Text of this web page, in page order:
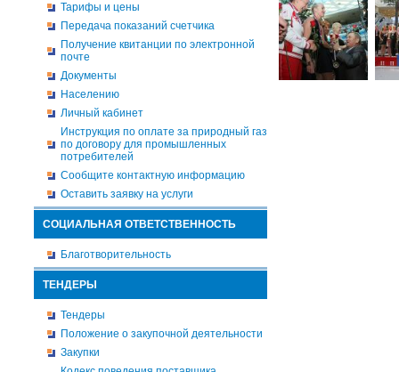
Тарифы и цены
Передача показаний счетчика
Получение квитанции по электронной
почте
Документы
Населению
Личный кабинет
Инструкция по оплате за природный газ
по договору для промышленных
потребителей
Сообщите контактную информацию
Оставить заявку на услуги
СОЦИАЛЬНАЯ ОТВЕТСТВЕННОСТЬ
Благотворительность
ТЕНДЕРЫ
Тендеры
Положение о закупочной деятельности
Закупки